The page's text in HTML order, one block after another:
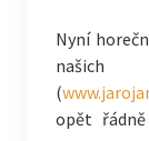
Nyní
(
opět